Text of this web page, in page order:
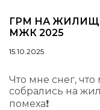
ГРМ НА
МЖК 2025
15.10.2025
Что мне снег,
собрались на
помеха❗️